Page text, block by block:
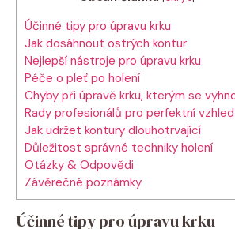
Účinné tipy pro úpravu krku
Jak dosáhnout ostrých kontur
Nejlepší nástroje pro úpravu krku
Péče o pleť po holení
Chyby při úpravě krku, kterým se
Rady profesionálů pro perfektní vzhled
Jak udržet kontury dlouhotrvající
Důležitost správné techniky holení
Otázky & Odpovědi
Závěrečné poznámky
Účinné tipy pro úpravu krku